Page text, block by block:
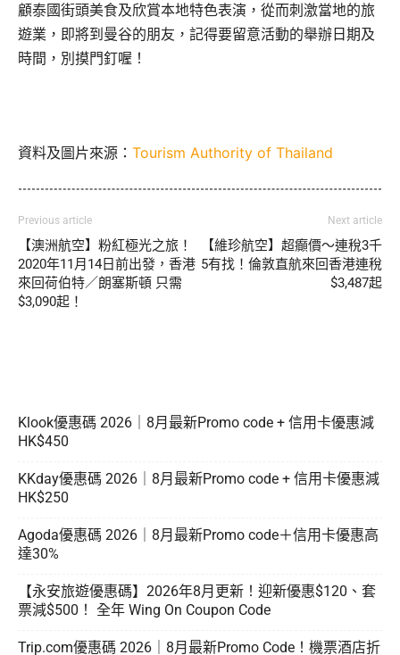
顧泰國街頭美食及欣賞本地特色表演，從而刺激當地的旅
遊業，即將到曼谷的朋友，記得要留意活動的舉辦日期及
時間，別摸門釘喔！
資料及圖片來源： Tourism Authority of Thailand
Previous article
【澳洲航空】粉紅極光之旅！
2020年11月14日前出發，香港
來回荷伯特／朗塞斯頓 只需
$3,090起！
Next article
【維珍航空】超癲價～連稅3千
5有找！倫敦直航來回香港連稅
$3,487起
Klook優惠碼 2026｜8月最新Promo code + 信用卡優惠減
HK$450
KKday優惠碼 2026｜8月最新Promo code + 信用卡優惠減
HK$250
Agoda優惠碼 2026｜8月最新Promo code＋信用卡優惠高
達30%
【永安旅遊優惠碼】2026年8月更新！迎新優惠$120、套
票減$500！ 全年 Wing On Coupon Code
Trip.com優惠碼 2026｜8月最新Promo Code！機票酒店折